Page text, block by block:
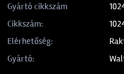
Gyártó cikkszám
Cikkszám:
Elérhetőség:
Gyártó: